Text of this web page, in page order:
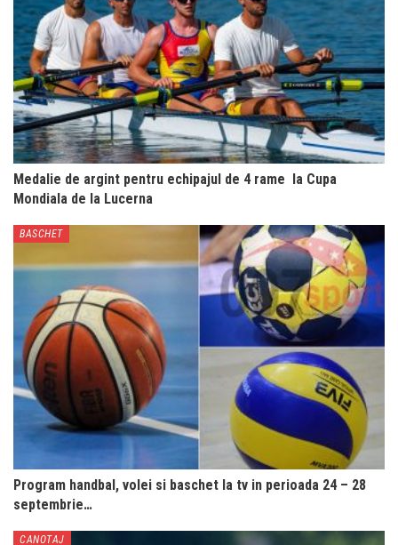
Medalie de argint pentru echipajul de 4 rame la Cupa
Mondiala de la Lucerna
BASCHET
Program handbal, volei si baschet la tv in perioada 24 – 28
septembrie…
CANOTAJ